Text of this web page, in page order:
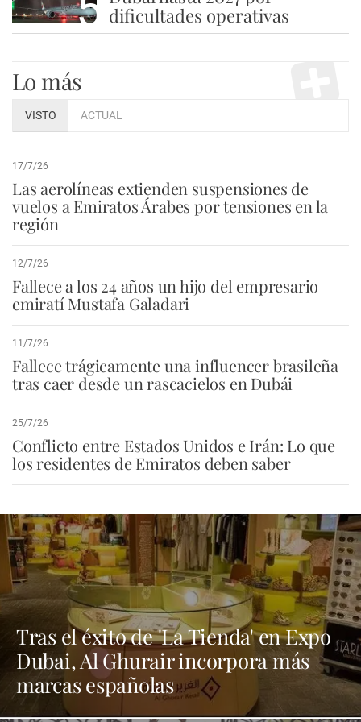
dificultades operativas
Lo más
VISTO ACTUAL
17/7/26
Las aerolíneas extienden suspensiones de
vuelos a Emiratos Árabes por tensiones en la
región
12/7/26
Fallece a los 24 años un hijo del empresario
emiratí Mustafa Galadari
11/7/26
Fallece trágicamente una influencer brasileña
tras caer desde un rascacielos en Dubái
25/7/26
Conflicto entre Estados Unidos e Irán: Lo que
los residentes de Emiratos deben saber
Tras el éxito de 'La Tienda' en Expo
Dubai, Al Ghurair incorpora más
marcas españolas